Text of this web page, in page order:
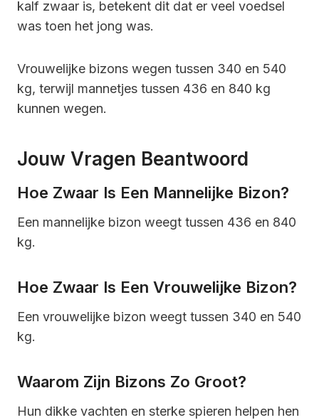
kalf zwaar is, betekent dit dat er veel voedsel
was toen het jong was.
Vrouwelijke bizons wegen tussen 340 en 540
kg, terwijl mannetjes tussen 436 en 840 kg
kunnen wegen.
Jouw Vragen Beantwoord
Hoe Zwaar Is Een Mannelijke Bizon?
Een mannelijke bizon weegt tussen 436 en 840
kg.
Hoe Zwaar Is Een Vrouwelijke Bizon?
Een vrouwelijke bizon weegt tussen 340 en 540
kg.
Waarom Zijn Bizons Zo Groot?
Hun dikke vachten en sterke spieren helpen hen